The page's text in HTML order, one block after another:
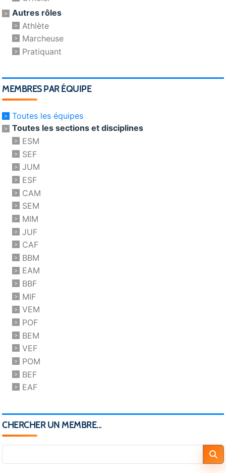
Autres rôles
Athlète
Marcheuse
Pratiquant
MEMBRES PAR ÉQUIPE
Toutes les équipes
Toutes les sections et disciplines
ESM
SEF
JUM
ESF
CAM
SEM
MIM
JUF
CAF
BBM
EAM
BBF
MIF
VEM
POF
BEM
VEF
POM
BEF
EAF
CHERCHER UN MEMBRE...